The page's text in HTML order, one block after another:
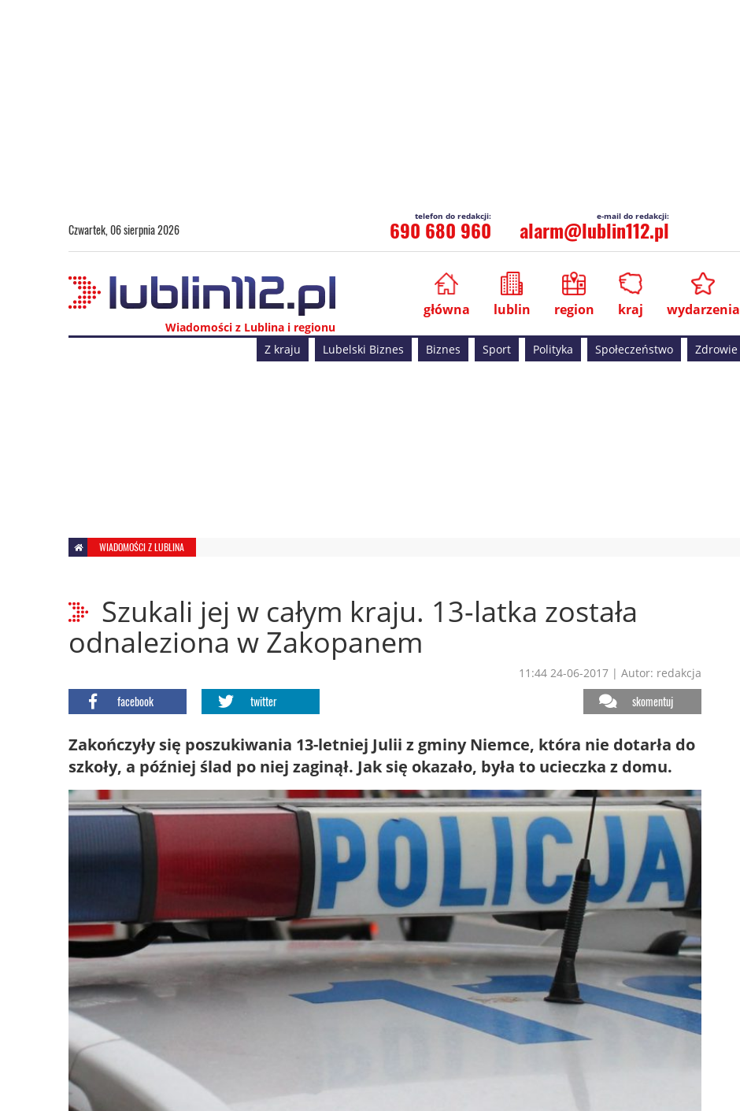
Czwartek, 06 sierpnia 2026 690 680 960 alarm@lublin112.pl
Wiadomości z Lublina i regionu
główna lublin region kraj wydarzenia
Z kraju Lubelski Biznes Biznes Sport Polityka Społeczeństwo Zdrowie
WIADOMOŚCI Z LUBLINA
Szukali jej w całym kraju. 13-latka została
odnaleziona w Zakopanem
11:44 24-06-2017 | Autor: redakcja
facebook twitter skomentuj
Zakończyły się poszukiwania 13-letniej Julii z gminy Niemce, która nie dotarła do
szkoły, a później ślad po niej zaginął. Jak się okazało, była to ucieczka z domu.